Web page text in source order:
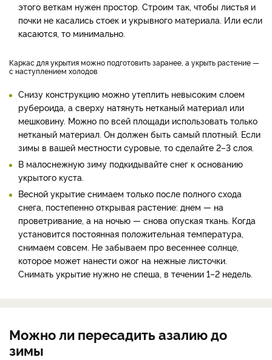
этого веткам нужен простор. Строим так, чтобы листья и
почки не касались стоек и укрывного материала. Или если
касаются, то минимально.
Каркас для укрытия можно подготовить заранее, а укрыть растение —
с наступлением холодов
Снизу конструкцию можно утеплить невысоким слоем
рубероида, а сверху натянуть нетканый материал или
мешковину. Можно по всей площади использовать только
нетканый материал. Он должен быть самый плотный. Если
зимы в вашей местности суровые, то сделайте 2–3 слоя.
В малоснежную зиму подкидывайте снег к основанию
укрытого куста.
Весной укрытие снимаем только после полного схода
снега, постепенно открывая растение: днем — на
проветривание, а на ночью — снова опуская ткань. Когда
установится постоянная положительная температура,
снимаем совсем. Не забываем про весеннее солнце,
которое может нанести ожог на нежные листочки.
Снимать укрытие нужно не спеша, в течении 1–2 недель.
Можно ли пересадить азалию до
зимы